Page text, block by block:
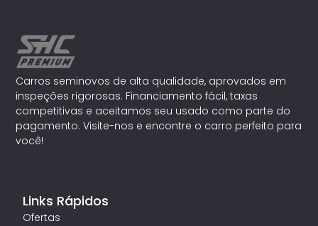
Carros seminovos de alta qualidade, aprovados em
inspeções rigorosas. Financiamento fácil, taxas
competitivas e aceitamos seu usado como parte do
pagamento. Visite-nos e encontre o carro perfeito para
você!
Links Rápidos
Ofertas